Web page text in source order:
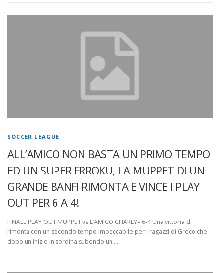
SOCCER LEAGUE
ALL’AMICO NON BASTA UN PRIMO TEMPO
ED UN SUPER FRROKU, LA MUPPET DI UN
GRANDE BANFI RIMONTA E VINCE I PLAY
OUT PER 6 A 4!
FINALE PLAY OUT MUPPET vs L’AMICO CHARLY= 6-4 Una vittoria di
rimonta con un secondo tempo impeccabile per i ragazzi di Greco che
dopo un inizio in sordina subendo un …